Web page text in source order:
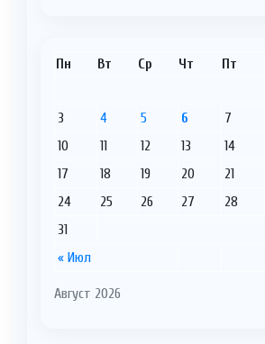
Август 2026
Пн Вт Ср Чт Пт
« Июл
3
4 5 6 7
10
11 12 13 14
17
18 19 20 21
24
25 26 27 28
31